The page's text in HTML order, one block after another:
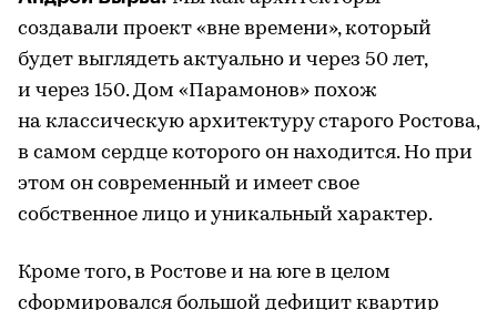
создавали проект «вне времени», который
будет выглядеть актуально и через 50 лет,
и через 150. Дом «Парамонов» похож
на классическую архитектуру старого Ростова,
в самом сердце которого он находится. Но при
этом он современный и имеет свое
собственное лицо и уникальный характер.
Кроме того, в Ростове и на юге в целом
сформировался большой дефицит квартир